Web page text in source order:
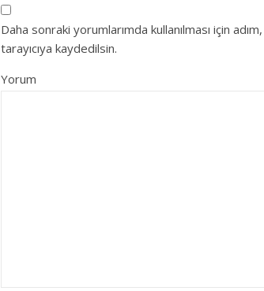
Daha sonraki yorumlarımda kullanılması için
tarayıcıya kaydedilsin.
Yorum